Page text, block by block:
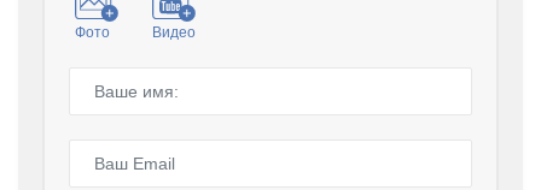
Фото Видео